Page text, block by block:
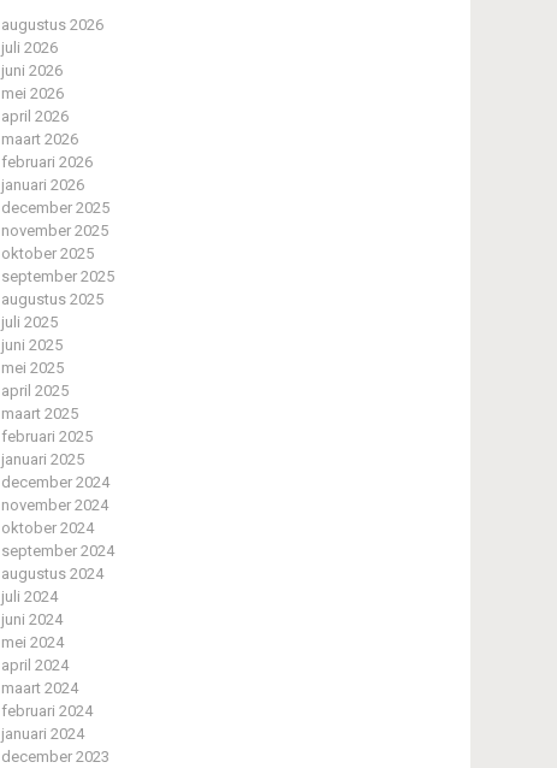
augustus 2026
juli 2026
juni 2026
mei 2026
april 2026
maart 2026
februari 2026
januari 2026
december 2025
november 2025
oktober 2025
september 2025
augustus 2025
juli 2025
juni 2025
mei 2025
april 2025
maart 2025
februari 2025
januari 2025
december 2024
november 2024
oktober 2024
september 2024
augustus 2024
juli 2024
juni 2024
mei 2024
april 2024
maart 2024
februari 2024
januari 2024
december 2023